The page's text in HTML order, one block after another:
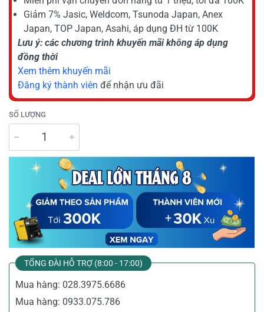
Giảm 7% Jasic, Weldcom, Tsunoda Japan, Anex
Japan, TOP Japan, Asahi, áp dụng ĐH từ 100K
Lưu ý: các chương trình khuyến mãi không áp dụng
đồng thời
Xem thêm khuyến mãi
Đăng ký thành viên để nhận ưu đãi
SỐ LƯỢNG
TỔNG ĐÀI HỖ TRỢ (8:00 - 17:00)
Mua hàng: 028.3975.6686
Mua hàng: 0933.075.786